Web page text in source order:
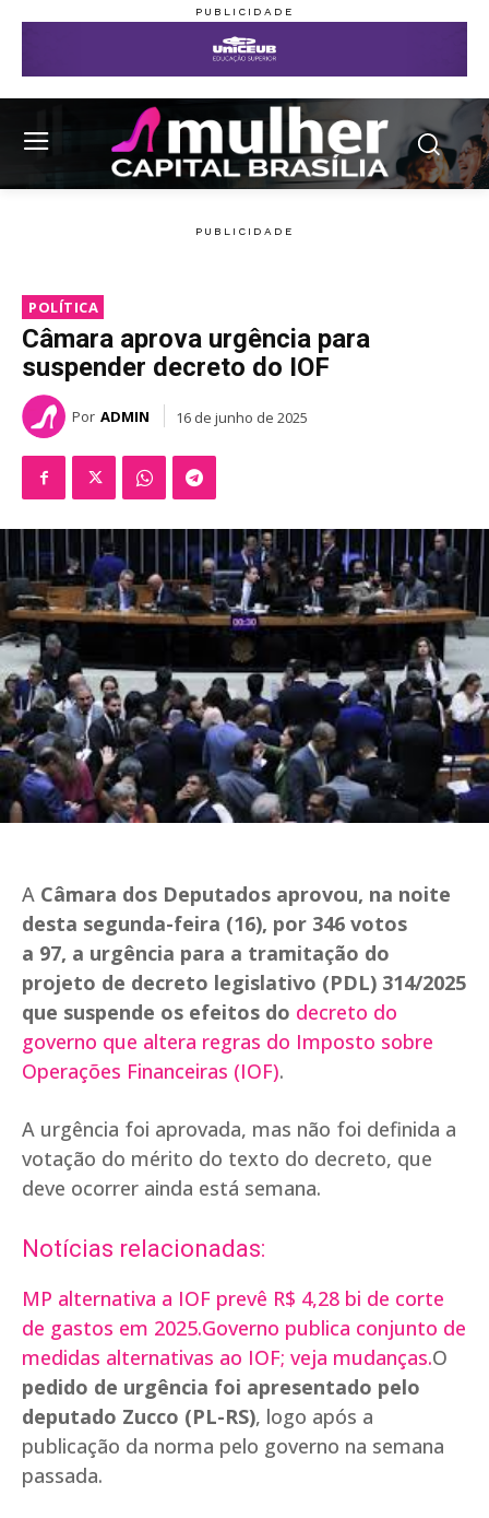
POLÍTICA
Câmara aprova urgência para
suspender decreto do IOF
Por ADMIN 16 de junho de 2025
A Câmara dos Deputados aprovou, na noite
desta segunda-feira (16), por 346 votos
a 97, a urgência para a tramitação do
projeto de decreto legislativo (PDL) 314/2025
que suspende os efeitos do decreto do
governo que altera regras do Imposto sobre
Operações Financeiras (IOF).
A urgência foi aprovada, mas não foi definida a
votação do mérito do texto do decreto, que
deve ocorrer ainda está semana.
Notícias relacionadas:
MP alternativa a IOF prevê R$ 4,28 bi de corte
de gastos em 2025.Governo publica conjunto de
medidas alternativas ao IOF; veja mudanças.O
pedido de urgência foi apresentado pelo
deputado Zucco (PL-RS), logo após a
publicação da norma pelo governo na semana
passada.